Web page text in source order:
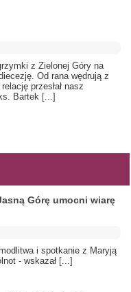
z Zielonej Góry na
Od rana wędrują z
przesłał nasz
Bartek [...]
Górę umocni wiarę
i spotkanie z Maryją
- wskazał [...]